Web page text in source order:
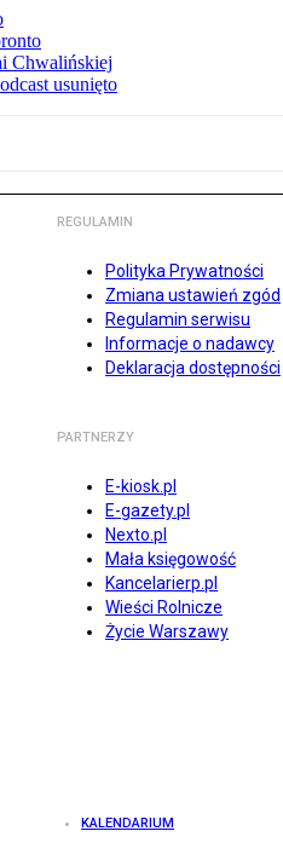
Chwalińskiej
usunięto
REGULAMIN
Polityka Prywatności
Zmiana ustawień zgód
Regulamin serwisu
Informacje o nadawcy
Deklaracja dostępności
PARTNERZY
E-kiosk.pl
E-gazety.pl
Nexto.pl
Mała księgowość
Kancelarierp.pl
Wieści Rolnicze
Życie Warszawy
KALENDARIUM